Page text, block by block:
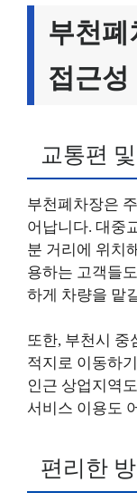
부천폐
접근성
교통편
부천폐차장은
어납니다. 대중
분 거리에 위치
용하는 고객들
하게 차량을 맡
또한, 부천시 중
적지로 이동하
인근 상업지역
서비스 이용도
편리한